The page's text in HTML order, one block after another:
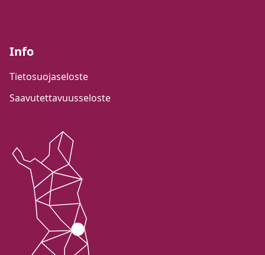
Info
Tietosuojaseloste
Saavutettavuusseloste